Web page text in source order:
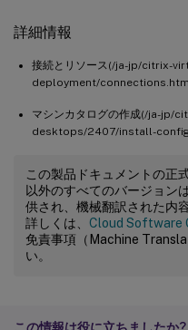
詳細情報
接続とリソース(/ja-jp/citrix-
deployment/
マシンカタログの作成(/ja-jp/
desktops/2407/install-
この製品ドキュメントの正
以外のすべてのバージョン
供され、機械翻訳された内
詳しくは、 Cloud Software
免責事項（Machine
い。
この情報は役に立ちましたか?